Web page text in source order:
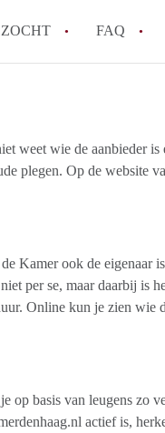
FAQ
het om te reageren op een
van
weet wie de aanbieder is
plegen. Op de website
Kamer ook de eigenaar
per se, maar daarbij is
Online kun je zien wie
op basis van leugens zo
actief is,